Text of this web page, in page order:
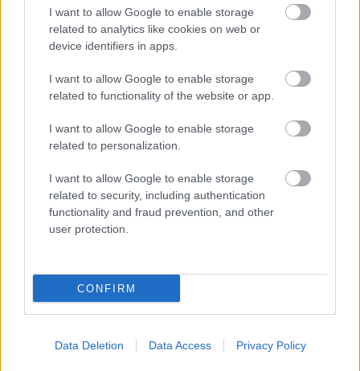
I want to allow Google to enable storage
related to analytics like cookies on web or
device identifiers in apps.
I want to allow Google to enable storage
related to functionality of the website or app.
I want to allow Google to enable storage
related to personalization.
I want to allow Google to enable storage
related to security, including authentication
functionality and fraud prevention, and other
user protection.
CONFIRM
Data Deletion Data Access Privacy Policy
GAMING
Αυτό είναι το νέο sim racing τιμόνι της
Logitech και έχει απόλυτα ρεαλιστική
21 ΣΕΠ 2025
GAMING
Prodrive Racing Simulator 2025:
Αγωνιστική εμπειρία υψηλής αισθητικής